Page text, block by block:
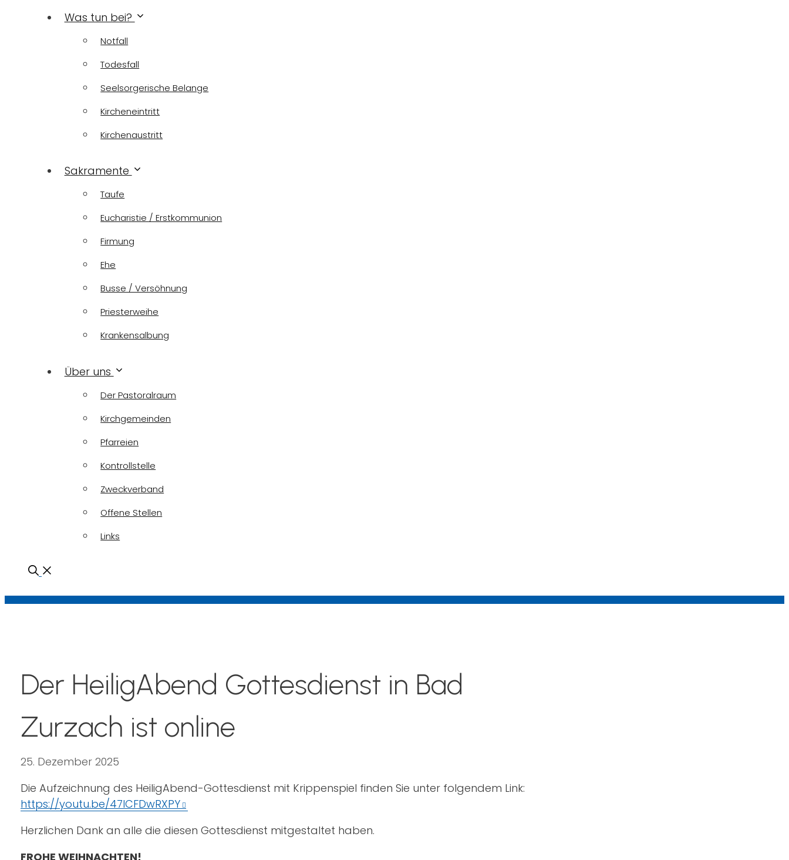
Was tun bei?
Notfall
Todesfall
Seelsorgerische Belange
Kircheneintritt
Kirchenaustritt
Sakramente
Taufe
Eucharistie / Erstkommunion
Firmung
Ehe
Busse / Versöhnung
Priesterweihe
Krankensalbung
Über uns
Der Pastoralraum
Kirchgemeinden
Pfarreien
Kontrollstelle
Zweckverband
Offene Stellen
Links
Der HeiligAbend Gottesdienst in Bad
Zurzach ist online
25. Dezember 2025
Die Aufzeichnung des HeiligAbend-Gottesdienst mit Krippenspiel finden Sie unter folgendem Link:
https://youtu.be/47ICFDwRXPY
Herzlichen Dank an alle die diesen Gottesdienst mitgestaltet haben.
FROHE WEIHNACHTEN!